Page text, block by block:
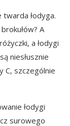
łodyga.
A
a łodygi
niesłusznie
C, szczególnie
łodygi
surowego